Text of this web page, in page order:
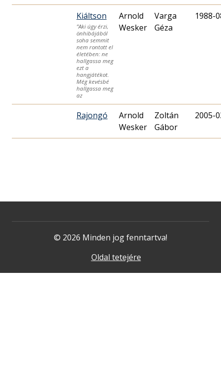
Kiáltson
”Aki úgy érzi,
önhibájából
soha semmit
nem rontott el
életében: ne
hallgassa meg
ezt a
hangjátékot.
Még kevésbé
hallgassa meg
az
Arnold
Wesker
Varga
Géza
1988-
Rajongó
Arnold
Wesker
Zoltán
Gábor
2005-
© 2026 Minden jog fenntartva!
Oldal tetejére